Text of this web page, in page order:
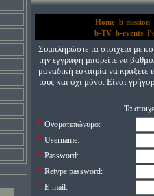
Home b-mission
b-TV b-events
Συμπληρώστε τα στοιχεία με
την εγγραφή μπορείτε να
μοναδική ευκαιρία να κράξετε
τους και όχι μόνο. Είναι
Τα
* Ονοματεπώνυμο:
* Username:
* Password:
* Retype password:
* E-mail: